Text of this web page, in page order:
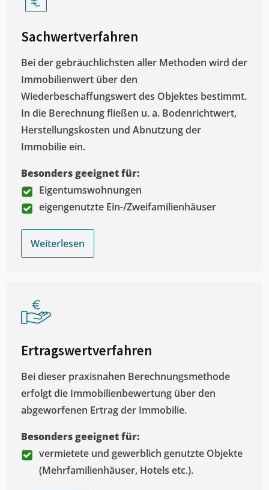
Sachwertverfahren
Bei der gebräuchlichsten aller Methoden wird der
Immobilienwert über den
Wiederbeschaffungswert des Objektes bestimmt.
In die Berechnung fließen u. a. Bodenrichtwert,
Herstellungskosten und Abnutzung der
Immobilie ein.
Besonders geeignet für:
Eigentumswohnungen
eigengenutzte Ein-/Zweifamilienhäuser
Weiterlesen
Ertragswertverfahren
Bei dieser praxisnahen Berechnungsmethode
erfolgt die Immobilienbewertung über den
abgeworfenen Ertrag der Immobilie.
Besonders geeignet für:
vermietete und gewerblich genutzte Objekte
(Mehrfamilienhäuser, Hotels etc.).